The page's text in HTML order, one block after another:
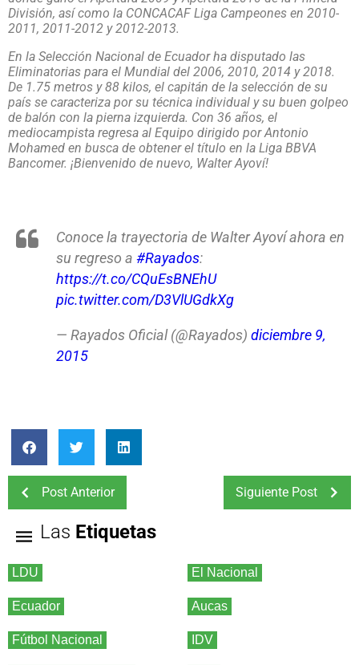
División, así como la CONCACAF Liga Campeones en 2010-
2011, 2011-2012 y 2012-2013.
En la Selección Nacional de Ecuador ha disputado las
Eliminatorias para el Mundial del 2006, 2010, 2014 y 2018.
De 1.75 metros y 88 kilos, el capitán de la selección de su
país se caracteriza por su técnica individual y su buen golpeo
de balón con la pierna izquierda. Con 36 años, el
mediocampista regresa al Equipo dirigido por Antonio
Mohamed en busca de obtener el título en la Liga BBVA
Bancomer. ¡Bienvenido de nuevo, Walter Ayoví!
Conoce la trayectoria de Walter Ayoví ahora en
su regreso a #Rayados:
https://t.co/CQuEsBNEhU
pic.twitter.com/D3VlUGdkXg
— Rayados Oficial (@Rayados) diciembre 9,
2015
Post Anterior Siguiente Post
Las Etiquetas
LDU El Nacional
Ecuador Aucas
Fútbol Nacional IDV